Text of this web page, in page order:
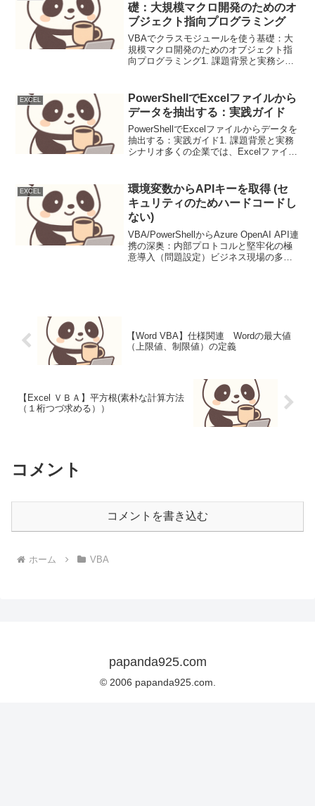
礎：大規模マクロ開発のためのオ
ブジェクト指向プログラミング
VBAでクラスモジュールを使う基礎：大
規模マクロ開発のためのオブジェクト指
向プログラミング1. 課題背景と実務シナ
で記述すると、コードが肥大化し、可読
性・保守性...
EXCEL
PowerShellでExcelファイルから
データを抽出する：実践ガイド
PowerShellでExcelファイルからデータを
抽出する：実践ガイド1. 課題背景と実務
シナリオ多くの企業では、Excelファイル
業務に不可欠な情報をExcelで...
EXCEL
環境変数からAPIキーを取得 (セ
キュリティのためハードコードし
ない)
VBA/PowerShellからAzure OpenAI API連
携の深奥：内部プロトコルと堅牢化の極
意導入（問題設定）ビジネス現場の多く
【Word VBA】仕様関連 Wordの最大値
（上限値、制限値）の定義
【Excel ＶＢＡ】平方根(素朴な計算方法
（１桁つづ求める））
コメント
コメントを書き込む
ホーム VBA
papanda925.com
© 2006 papanda925.com.